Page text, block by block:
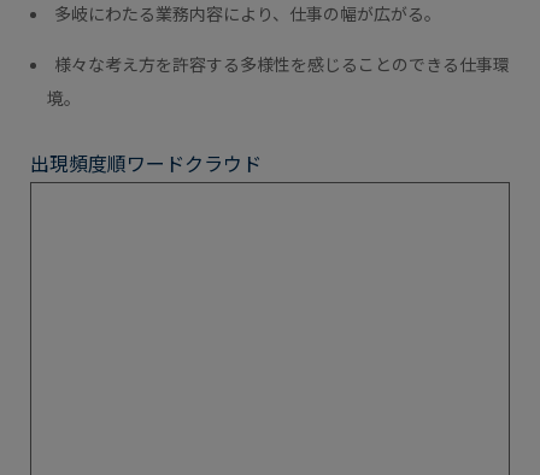
多岐にわたる業務内容により、仕事の幅が広がる。
様々な考え方を許容する多様性を感じることのできる仕事環
境。
出現頻度順ワードクラウド